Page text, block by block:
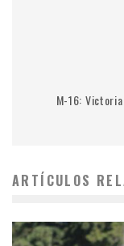
M-16:
ARTÍCULOS